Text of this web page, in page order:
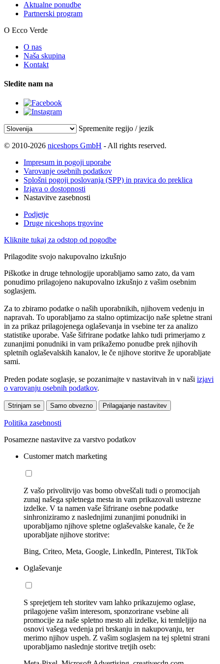
Aktualne ponudbe
Partnerski program
O Ecco Verde
O nas
Naša skupina
Kontakt
Sledite nam na
Spremenite regijo / jezik
© 2010-2026 niceshops GmbH - All rights reserved.
Impresum in pogoji uporabe
Varovanje osebnih podatkov
Splošni pogoji poslovanja (SPP) in pravica do preklica
Izjava o dostopnosti
Nastavitve zasebnosti
Podjetje
Druge niceshops trgovine
Kliknite tukaj za odstop od pogodbe
Prilagodite svojo nakupovalno izkušnjo
Piškotke in druge tehnologije uporabljamo samo zato, da vam
ponudimo prilagojeno nakupovalno izkušnjo z vašim osebnim
soglasjem.
Za to zbiramo podatke o naših uporabnikih, njihovem vedenju in
napravah. To uporabljamo za stalno optimizacijo naše spletne strani
in za prikaz prilagojenega oglaševanja in vsebine ter za analizo
statistike uporabe. Vaše šifrirane podatke lahko tudi primerjamo z
zunanjimi ponudniki in vam prikažemo ponudbe prek njihovih
spletnih oglaševalskih kanalov, le če njihove storitve že uporabljate
sami.
Preden podate soglasje, se pozanimajte v nastavitvah in v naši izjavi
o varovanju osebnih podatkov.
Strinjam se Samo obvezno Prilagajanje nastavitev
Politika zasebnosti
Posamezne nastavitve za varstvo podatkov
Customer match marketing
Z vašo privolitvijo vas bomo obveščali tudi o promocijah
zunaj našega spletnega mesta in vam prikazovali ustrezne
izdelke. V ta namen vaše šifrirane osebne podatke
sinhroniziramo z naslednjimi zunanjimi ponudniki in
uporabljamo njihove spletne oglaševalske kanale, če že
uporabljate njihove storitve:
Bing, Criteo, Meta, Google, LinkedIn, Pinterest, TikTok
Oglaševanje
S sprejetjem teh storitev vam lahko prikazujemo oglase,
prilagojene vašim interesom, sponzorirane vsebine ali
promocije za naše spletno mesto ali izdelke, ki temleljijo na
osnovi vašega vedenja pri brskanju in nakupovanju, ter
merimo njihov uspeh. Z vašim soglasjem na tej spletni strani
uporabljamo naslednje storitve tretjih oseb: